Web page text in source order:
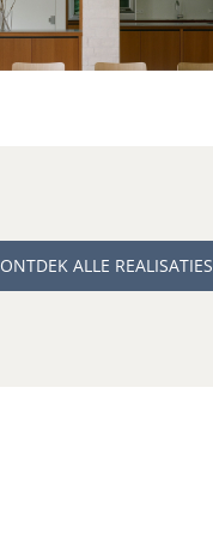
ONTDEK ALLE REALISATIES